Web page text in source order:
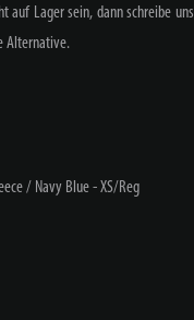
auf Lager sein, dann schreibe
Alternative.
/ Navy Blue - XS/Reg